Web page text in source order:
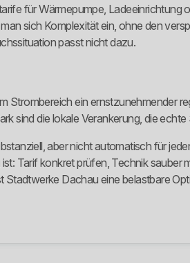
für Wärmepumpe,
sich Komplexität ein, ohne den
passt nicht dazu.
Strombereich ein ernstzunehmender
sind die lokale Verankerung, die
aber nicht automatisch für
ist: Tarif konkret prüfen, Technik
Stadtwerke Dachau eine belastbare